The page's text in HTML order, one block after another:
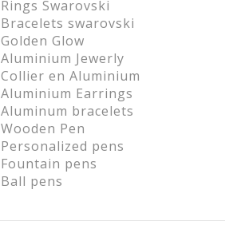
Rings Swarovski
Bracelets swarovski
Golden Glow
Aluminium Jewerly
Collier en Aluminium
Aluminium Earrings
Aluminum bracelets
Wooden Pen
Personalized pens
Fountain pens
Ball pens